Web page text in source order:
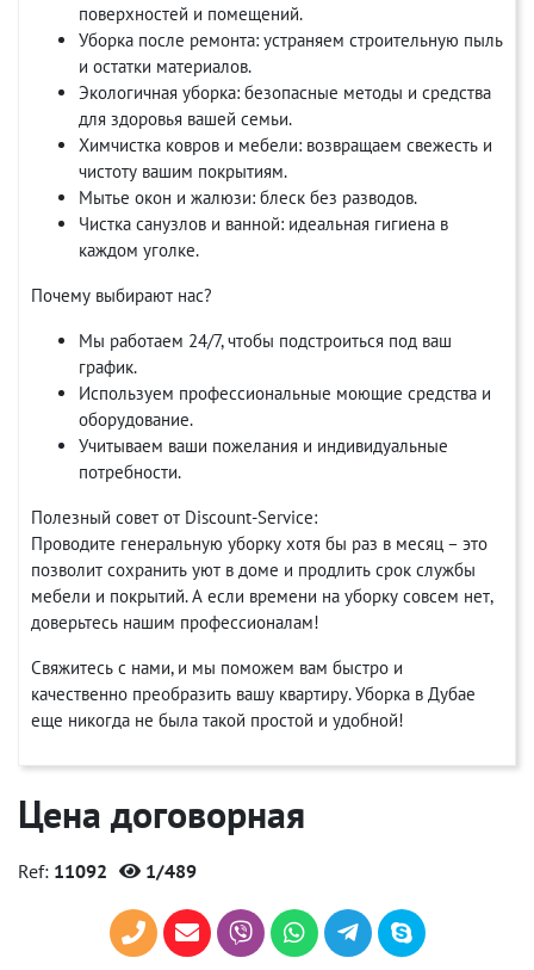
поверхностей и помещений.
Уборка после ремонта: устраняем строительную пыль
и остатки материалов.
Экологичная уборка: безопасные методы и средства
для здоровья вашей семьи.
Химчистка ковров и мебели: возвращаем свежесть и
чистоту вашим покрытиям.
Мытье окон и жалюзи: блеск без разводов.
Чистка санузлов и ванной: идеальная гигиена в
каждом уголке.
Почему выбирают нас?
Мы работаем 24/7, чтобы подстроиться под ваш
график.
Используем профессиональные моющие средства и
оборудование.
Учитываем ваши пожелания и индивидуальные
потребности.
Полезный совет от Discount-Service:
Проводите генеральную уборку хотя бы раз в месяц – это
позволит сохранить уют в доме и продлить срок службы
мебели и покрытий. А если времени на уборку совсем нет,
доверьтесь нашим профессионалам!
Свяжитесь с нами, и мы поможем вам быстро и
качественно преобразить вашу квартиру. Уборка в Дубае
еще никогда не была такой простой и удобной!
Цена договорная
Ref: 11092 1/489